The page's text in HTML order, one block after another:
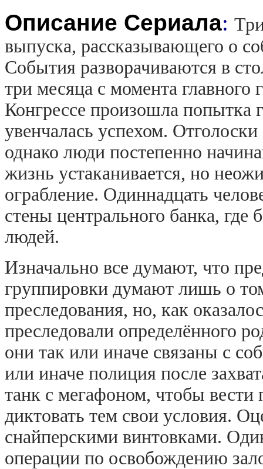
Описание Сериала:
выпуска, рассказывающего о
События разворачиваются в
три месяца с момента главного
Конгрессе произошла попытка
увенчалась успехом.
однако люди постепенно
жизнь устаканивается, но
ограбление. Одиннадцать
стены центрального банка, где
людей.
Изначально все думают, что
группировки думают лишь о
преследования, но, как
преследовали определённого
они так или иначе связаны с
или иначе полиция после
танк с мегафоном, чтобы
диктовать тем свои условия.
снайперскими винтовками.
операции по освобождению